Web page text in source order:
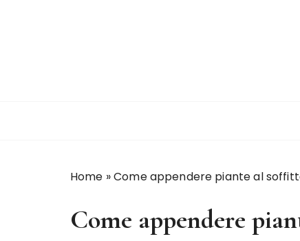
Home »Come appendere piante al
Come appendere